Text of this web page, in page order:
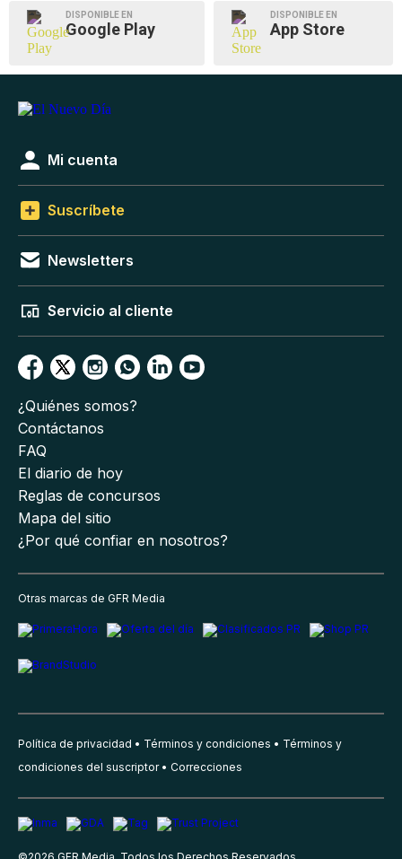
DISPONIBLE EN
Google Play
DISPONIBLE EN
App Store
Mi cuenta
Suscríbete
Newsletters
Servicio al cliente
¿Quiénes somos?
Contáctanos
FAQ
El diario de hoy
Reglas de concursos
Mapa del sitio
¿Por qué confiar en nosotros?
Otras marcas de GFR Media
Política de privacidad Términos y condiciones
Términos y
condiciones del suscriptor
Correcciones